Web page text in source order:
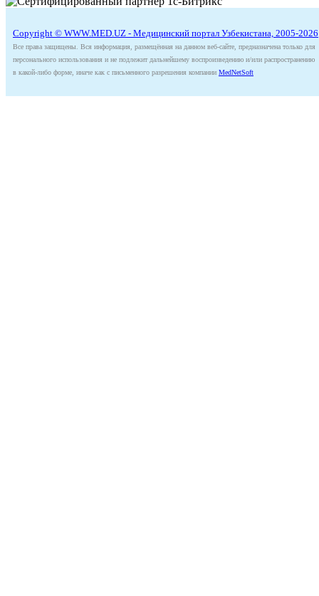
Copyright © WWW.MED.UZ - Медицинский портал Узбекистана, 2005-2026
Все права защищены. Вся информация, размещённая на данном веб-сайте, предназначена только для
персонального использования и не подлежит дальнейшему воспроизведению и/или распространению
в какой-либо форме, иначе как с письменного разрешения компании MedNetSoft